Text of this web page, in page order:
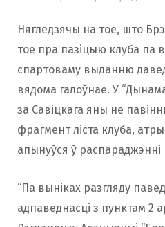
Нягледзячы на ​​тое, што
тое пра пазіцыю клуба па
спартоваму выданню
вядома галоўнае. У
за Савіцкага яны не
фрагмент ліста клуба,
апынуўся ў
“Па выніках разгляду
адпаведнасці з пунктам 2